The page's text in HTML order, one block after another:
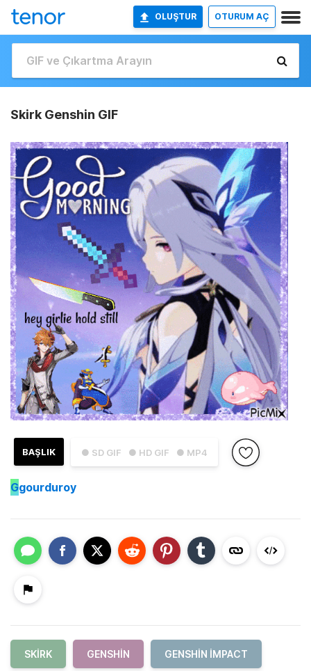
OLUŞTUR OTURUM AÇ
Skirk Genshin GIF
● SD GIF ● HD GIF ● MP4
BAŞLIK
Ggourduroy
SKIRK GENSHIN GENSHIN IMPACT